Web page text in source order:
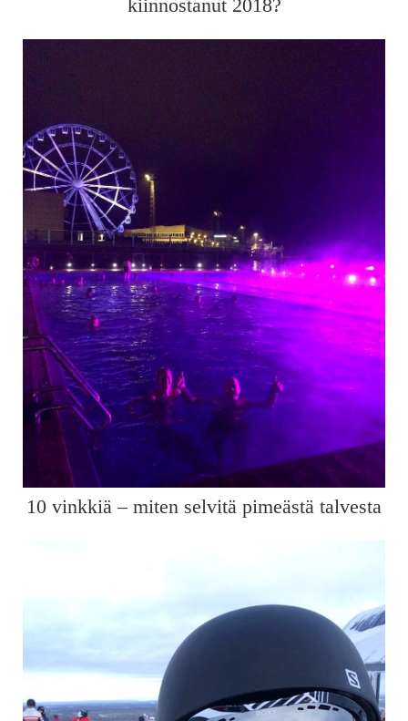
kiinnostanut 2018?
10 vinkkiä – miten selvitä pimeästä talvesta